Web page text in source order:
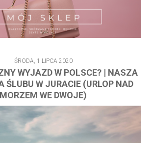
ŚRODA, 1 LIPCA 2020
WYJAZD W POLSCE? | NASZA
ŚLUBU W JURACIE (URLOP NAD
MORZEM WE DWOJE)